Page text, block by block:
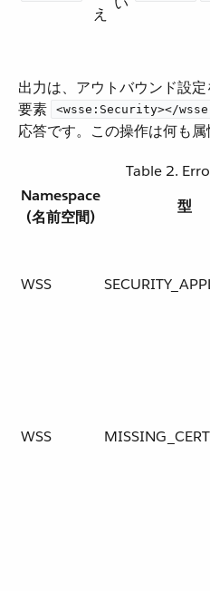
え
出力は、アウトバウンド設
要素 ​
<wsse:Security></
応答です。この操作は何も属
Table 2.
Namespace
(名前空間)
型
WSS
WSS